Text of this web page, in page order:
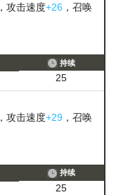
，攻击速度+26 ，召唤
持续
25
，攻击速度+29 ，召唤
持续
25